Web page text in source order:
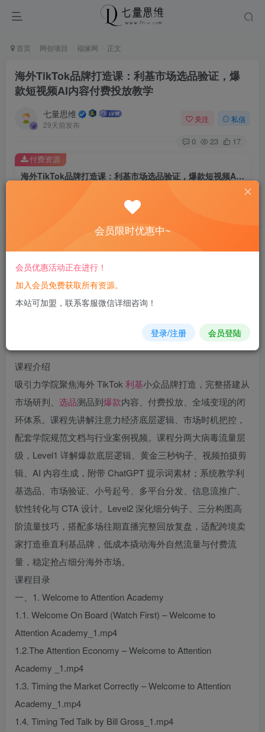
首页 网创项目 福缘网 正文
海外TikTok品牌打造课：利基市场选品验证，爆
款短视频AI内容付费投放教学
七量思维
29天前发布
关注 私信
0 23 17
海外TikTok品牌打造课：利基市场选品验证，爆款短视频AI内容付费投放教学
8.8
免费
您当前未登录！建议登陆后购买，可保存购买订单
付费资源
课程介绍
吸引力学院聚焦海外 TikTok 利基小众品牌打造，完整搭建从
市场研判、 选品测品到爆款内容、付费投放、全域变现的闭
环体系。课程先讲解注意力经济底层逻辑、市场时机把控，
配套学院规范文档与行业案例视频。课程分两大病毒流量层
级，Level1 详解爆款底层逻辑、黄金三秒钩子、视频拍摄剪
辑、AI 内容生成，附带 ChatGPT 提示词素材；系统教学利
基选品、市场验证、小号起号、多平台分发、信息流推广、
软性转化与 CTA 设计。Level2 深化细分钩子、三分构图高
阶流量技巧，搭配多场往期直播完整回放复盘，适配跨境卖
家打造垂直利基品牌，低成本撬动海外自然流量与付费流
量，稳定抢占细分海外市场。
课程目录
一、1. Welcome to Attention Academy
1.1. Welcome On Board (Watch First) – Welcome to
Attention Academy_1.mp4
1.2.The Attention Economy – Welcome to Attention
Academy _1.mp4
1.3. Timing the Market Correctly – Welcome to Attention
Academy_1.mp4
1.4. Timing Ted Talk by Bill Gross_1.mp4
会员限时优惠中~
会员优惠活动正在进行！
加入会员免费获取所有资源。
本站可加盟，联系客服微信详细咨询！
登录/注册 会员登陆